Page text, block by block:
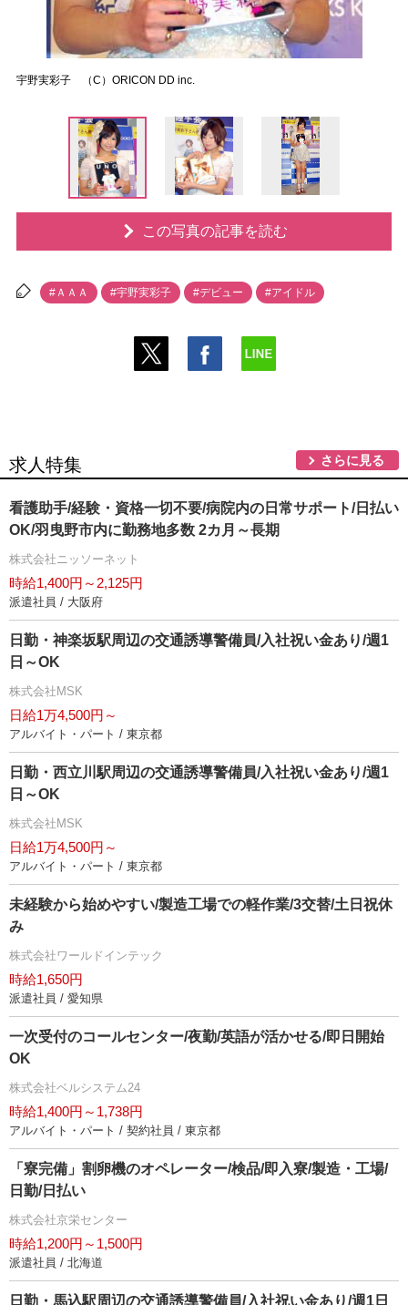
宇野実彩子 （C）ORICON DD inc.
この写真の記事を読む
#ＡＡＡ #宇野実彩子 #デビュー #アイドル
求人特集 さらに見る
看護助手/経験・資格一切不要/病院内の日常サポート/日払い
OK/羽曳野市内に勤務地多数 2カ月～長期
株式会社ニッソーネット
時給1,400円～2,125円
派遣社員 / 大阪府
日勤・神楽坂駅周辺の交通誘導警備員/入社祝い金あり/週1
日～OK
株式会社MSK
日給1万4,500円～
アルバイト・パート / 東京都
日勤・西立川駅周辺の交通誘導警備員/入社祝い金あり/週1
日～OK
株式会社MSK
日給1万4,500円～
アルバイト・パート / 東京都
未経験から始めやすい/製造工場での軽作業/3交替/土日祝休
み
株式会社ワールドインテック
時給1,650円
派遣社員 / 愛知県
一次受付のコールセンター/夜勤/英語が活かせる/即日開始
OK
株式会社ベルシステム24
時給1,400円～1,738円
アルバイト・パート / 契約社員 / 東京都
「寮完備」割卵機のオペレーター/検品/即入寮/製造・工場/
日勤/日払い
株式会社京栄センター
時給1,200円～1,500円
派遣社員 / 北海道
日勤・馬込駅周辺の交通誘導警備員/入社祝い金あり/週1日